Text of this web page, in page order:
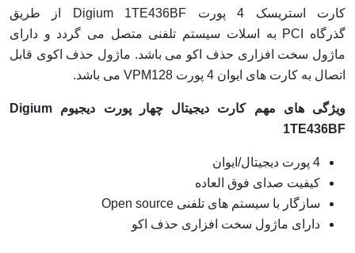
کارت استریسک 4پورت Digium 1TE436BF
از طریق
گذرگاه
PCI به اسلات سیستم تلفنی متصل می گردد و دارای
ماژول سخت افزاری حذف اکو می باشد. ماژول حذف اکوی قابل
اتصال به کارت های ایوان 4 پورت
VPM128 می باشد.
ویژگی های مهم کارت دیجیتال چهار پورت دیجیوم Digium
1TE436BF
4 پورت دیجیتال/ایوان
کیفیت صدای فوق العاده
سازگار با سیستم های تلفنی Open source
دارای ماژول سخت افزاری حذف اکو